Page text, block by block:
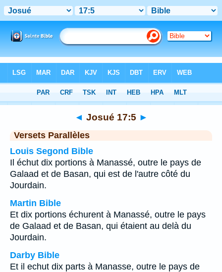
Chapitre 17> Verset 5
◄ Josué 17:5 ►
Versets Parallèles
Louis Segond Bible
Il échut dix portions à Manassé, outre le pays de
Galaad et de Basan, qui est de l'autre côté du
Jourdain.
Martin Bible
Et dix portions échurent à Manassé, outre le pays
de Galaad et de Basan, qui étaient au delà du
Jourdain.
Darby Bible
Et il echut dix parts à Manasse, outre le pays de